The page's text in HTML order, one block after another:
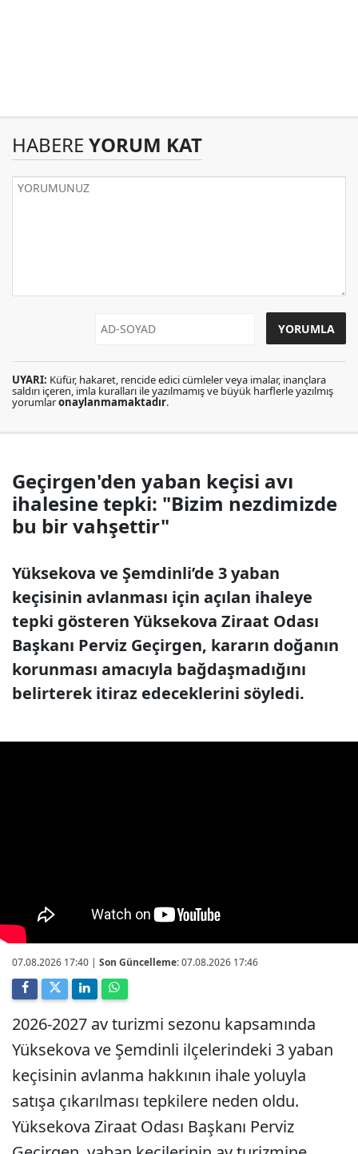
HABERE YORUM KAT
UYARI: Küfür, hakaret, rencide edici cümleler veya imalar, inançlara
saldırı içeren, imla kuralları ile yazılmamış ve büyük harflerle yazılmış
yorumlaronaylanmamaktadır.
Geçirgen'den yaban keçisi avı
ihalesine tepki: "Bizim nezdimizde
bu bir vahşettir"
Yüksekova ve Şemdinli’de 3 yaban
keçisinin avlanması için açılan ihaleye
tepki gösteren Yüksekova Ziraat Odası
Başkanı Perviz Geçirgen, kararın doğanın
korunması amacıyla bağdaşmadığını
belirterek itiraz edeceklerini söyledi.
07.08.2026 17:40 | Son Güncelleme:07.08.2026 17:46
2026-2027 av turizmi sezonu kapsamında
Yüksekova ve Şemdinli ilçelerindeki 3 yaban
keçisinin avlanma hakkının ihale yoluyla
satışa çıkarılması tepkilere neden oldu.
Yüksekova Ziraat Odası Başkanı Perviz